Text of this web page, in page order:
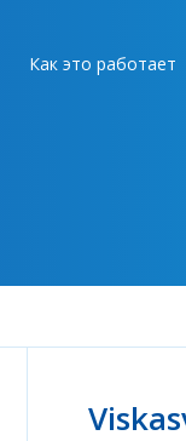
Как это работает